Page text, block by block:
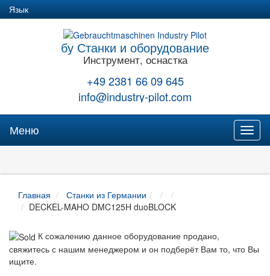
Язык
бу Станки и оборудование
Инструмент, оснастка
+49 2381 66 09 645
info@industry-pilot.com
Меню
Главная
Станки из Германии
DECKEL-MAHO DMC125H duoBLOCK
К сожалению данное оборудование продано,
свяжитесь с нашим менеджером и он подберёт Вам то, что Вы
ищите.